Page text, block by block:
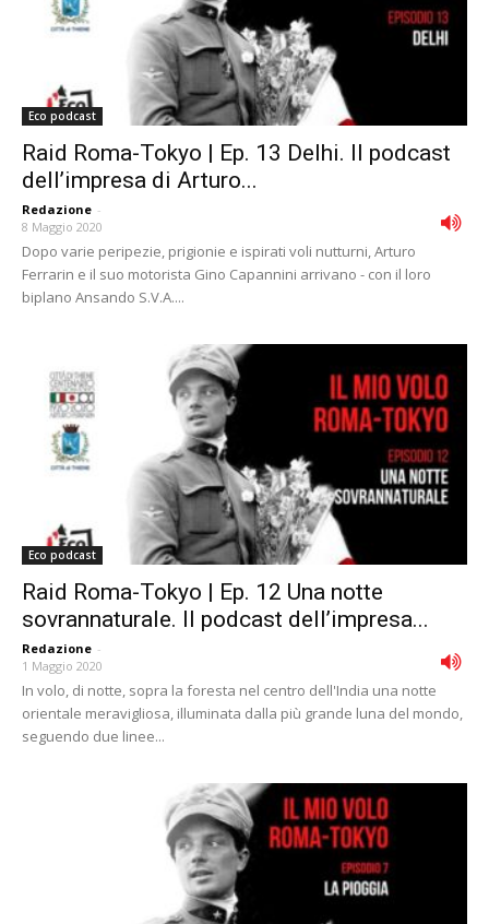
Eco podcast
Raid Roma-Tokyo | Ep. 13 Delhi. Il podcast
dell’impresa di Arturo...
Redazione -
8 Maggio 2020
Dopo varie peripezie, prigionie e ispirati voli nutturni, Arturo
Ferrarin e il suo motorista Gino Capannini arrivano - con il loro
biplano Ansando S.V.A....
Eco podcast
Raid Roma-Tokyo | Ep. 12 Una notte
sovrannaturale. Il podcast dell’impresa...
Redazione -
1 Maggio 2020
In volo, di notte, sopra la foresta nel centro dell'India una notte
orientale meravigliosa, illuminata dalla più grande luna del mondo,
seguendo due linee...